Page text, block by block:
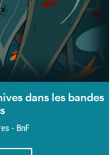
dans les bandes
- BnF